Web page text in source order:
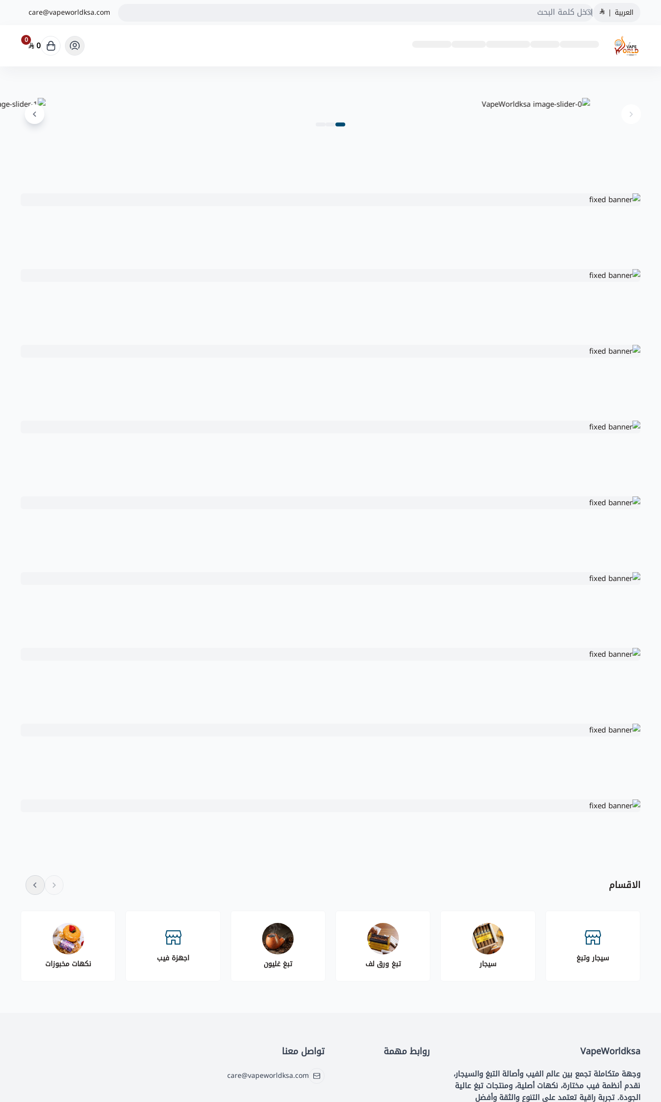
العربية |
care@vapeworldksa.com
VapeWorldksa
0 0
الاقسام
سيجار وتبغ سيجار تبغ ورق لف تبغ غليون اجهزة فيب نكهات مخبوزات
VapeWorldksa
وجهة متكاملة تجمع بين عالم الفيب وأصالة التبغ والسيجار،
نقدم أنظمة فيب مختارة، نكهات أصلية، ومنتجات تبغ عالية
الجودة. تجربة راقية تعتمد على التنوع والثقة وأفضل
روابط مهمة تواصل معنا
care@vapeworldksa.com